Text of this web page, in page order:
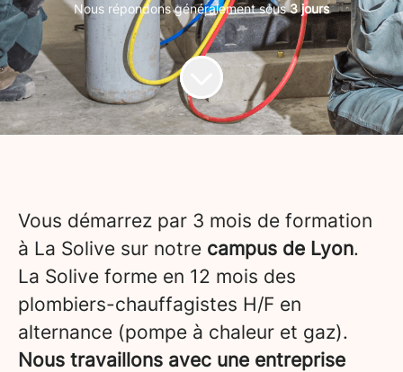
Nous répondons généralement sous3 jours
Vous démarrez par 3 mois de formation
à La Solive sur notre campus de Lyon.
La Solive forme en 12 mois des
plombiers-chauffagistes H/F en
alternance (pompe à chaleur et gaz).
Nous travaillons avec une entreprise